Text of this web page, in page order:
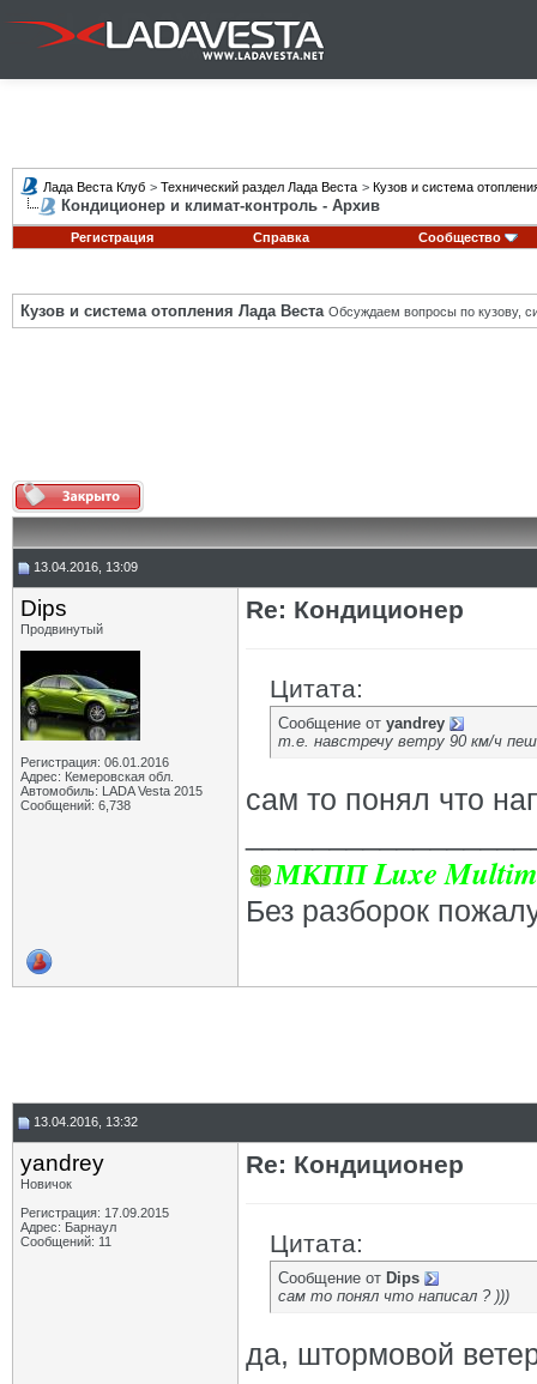
Лада Веста Клуб > Технический раздел Лада Веста > Кузов и система
Кондиционер и климат-контроль - Архив
Регистрация Справка Сообщество
Кузов и система отопления Лада Веста Обсуждаем вопросы по кузову,
13.04.2016, 13:09
Dips
Продвинутый
Регистрация: 06.01.2016
Адрес: Кемеровская обл.
Автомобиль: LADA Vesta 2015
Сообщений: 6,738
Re: Кондиционер
Цитата:
Сообщение от yandrey
т.е. навстречу ветру 90 км/ч
сам то понял что
МКПП Luxe
Без разборок
13.04.2016, 13:32
yandrey
Новичок
Регистрация: 17.09.2015
Адрес: Барнаул
Сообщений: 11
Re: Кондиционер
Цитата:
Сообщение от Dips
сам то понял что написал ? )))
да, штормовой